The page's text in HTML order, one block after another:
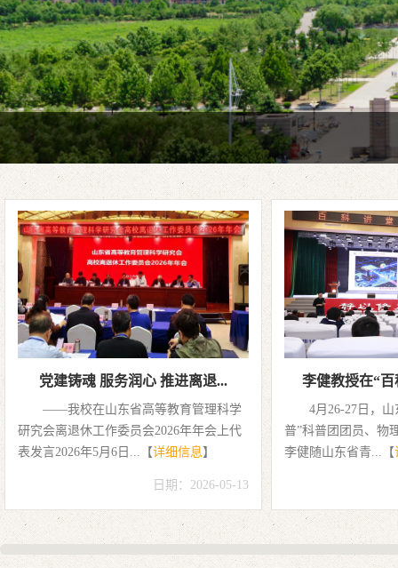
离退休干部乒乓球队出征2026年...
6月23-26日，2026年“中国体育彩票”
全省老干部健身运动会乒乓球比赛在滨州
乒乓球馆举行。来...【
详细信息】
日期：2026-07-06
初心永挚跟党
离退休党员集
2026 年 7 月 1 日
党成立105 周年，深